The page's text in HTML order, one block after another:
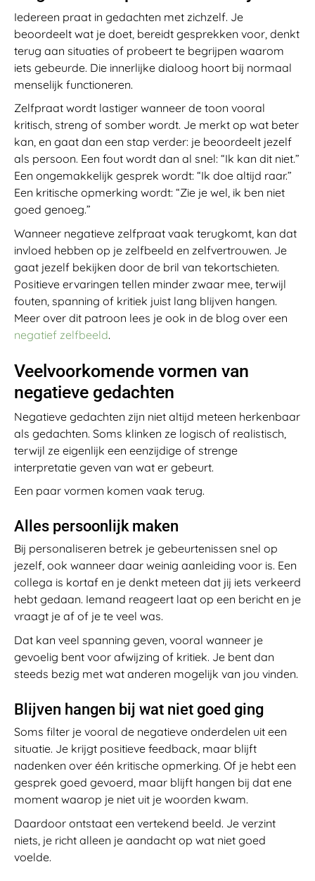
Iedereen praat in gedachten met zichzelf. Je
beoordeelt wat je doet, bereidt gesprekken voor, denkt
terug aan situaties of probeert te begrijpen waarom
iets gebeurde. Die innerlijke dialoog hoort bij normaal
menselijk functioneren.
Zelfpraat wordt lastiger wanneer de toon vooral
kritisch, streng of somber wordt. Je merkt op wat beter
kan, en gaat dan een stap verder: je beoordeelt jezelf
als persoon. Een fout wordt dan al snel: “Ik kan dit niet.”
Een ongemakkelijk gesprek wordt: “Ik doe altijd raar.”
Een kritische opmerking wordt: “Zie je wel, ik ben niet
goed genoeg.”
Wanneer negatieve zelfpraat vaak terugkomt, kan dat
invloed hebben op je zelfbeeld en zelfvertrouwen. Je
gaat jezelf bekijken door de bril van tekortschieten.
Positieve ervaringen tellen minder zwaar mee, terwijl
fouten, spanning of kritiek juist lang blijven hangen.
Meer over dit patroon lees je ook in de blog over een
negatief zelfbeeld.
Veelvoorkomende vormen van
negatieve gedachten
Negatieve gedachten zijn niet altijd meteen herkenbaar
als gedachten. Soms klinken ze logisch of realistisch,
terwijl ze eigenlijk een eenzijdige of strenge
interpretatie geven van wat er gebeurt.
Een paar vormen komen vaak terug.
Alles persoonlijk maken
Bij personaliseren betrek je gebeurtenissen snel op
jezelf, ook wanneer daar weinig aanleiding voor is. Een
collega is kortaf en je denkt meteen dat jij iets verkeerd
hebt gedaan. Iemand reageert laat op een bericht en je
vraagt je af of je te veel was.
Dat kan veel spanning geven, vooral wanneer je
gevoelig bent voor afwijzing of kritiek. Je bent dan
steeds bezig met wat anderen mogelijk van jou vinden.
Blijven hangen bij wat niet goed ging
Soms filter je vooral de negatieve onderdelen uit een
situatie. Je krijgt positieve feedback, maar blijft
nadenken over één kritische opmerking. Of je hebt een
gesprek goed gevoerd, maar blijft hangen bij dat ene
moment waarop je niet uit je woorden kwam.
Daardoor ontstaat een vertekend beeld. Je verzint
niets, je richt alleen je aandacht op wat niet goed
voelde.